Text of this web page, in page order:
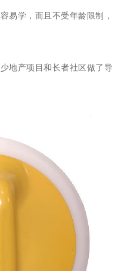
易学，而且不受年龄限制，
地产项目和长者社区做了导